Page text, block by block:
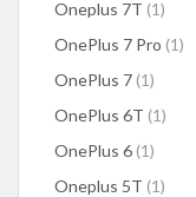
Oneplus 7T (1)
OnePlus 7 Pro (1)
OnePlus 7 (1)
OnePlus 6T (1)
OnePlus 6 (1)
Oneplus 5T (1)